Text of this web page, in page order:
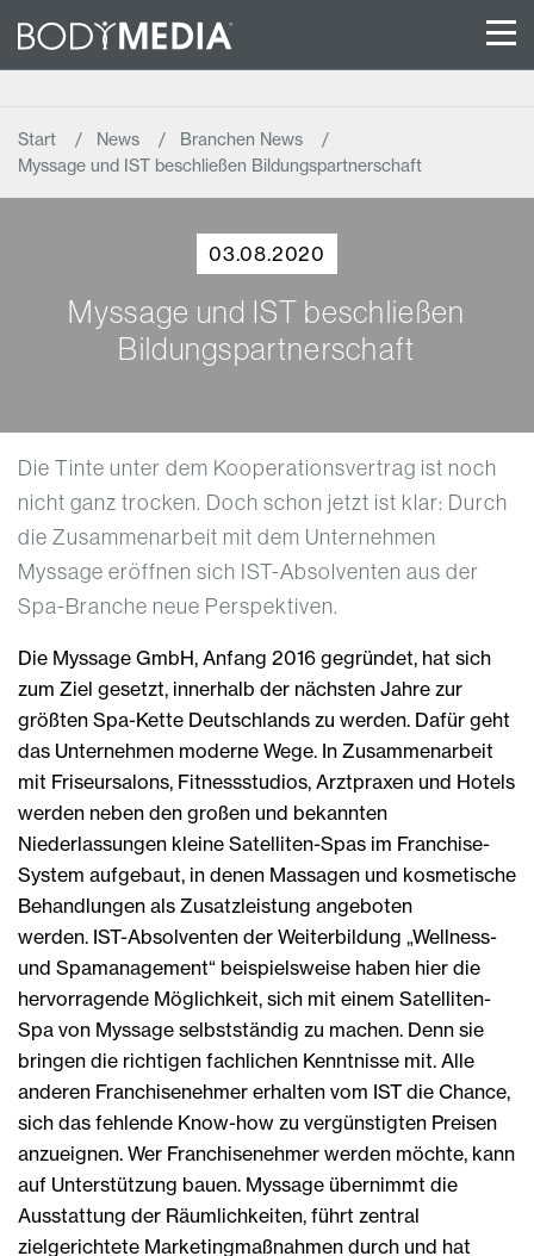
Start News
Branchen News
Myssage und IST beschließen Bildungspartnerschaft
03.08.2020
Myssage und IST beschließen
Bildungspartnerschaft
Die Tinte unter dem Kooperationsvertrag ist noch
nicht ganz trocken. Doch schon jetzt ist klar: Durch
die Zusammenarbeit mit dem Unternehmen
Myssage eröffnen sich IST-Absolventen aus der
Spa-Branche neue Perspektiven.
Die Myssage GmbH, Anfang 2016 gegründet, hat sich
zum Ziel gesetzt, innerhalb der nächsten Jahre zur
größten Spa-Kette Deutschlands zu werden. Dafür geht
das Unternehmen moderne Wege. In Zusammenarbeit
mit Friseursalons, Fitnessstudios, Arztpraxen und Hotels
werden neben den großen und bekannten
Niederlassungen kleine Satelliten-Spas im Franchise-
System aufgebaut, in denen Massagen und kosmetische
Behandlungen als Zusatzleistung angeboten
werden. IST-Absolventen der Weiterbildung „Wellness-
und Spamanagement“ beispielsweise haben hier die
hervorragende Möglichkeit, sich mit einem Satelliten-
Spa von Myssage selbstständig zu machen. Denn sie
bringen die richtigen fachlichen Kenntnisse mit. Alle
anderen Franchisenehmer erhalten vom IST die Chance,
sich das fehlende Know-how zu vergünstigten Preisen
anzueignen. Wer Franchisenehmer werden möchte, kann
auf Unterstützung bauen. Myssage übernimmt die
Ausstattung der Räumlichkeiten, führt zentral
zielgerichtete Marketingmaßnahmen durch und hat